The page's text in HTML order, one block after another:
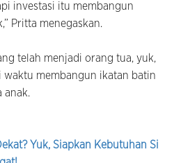
investasi itu membangun
Pritta menegaskan.
telah menjadi orang tua, yuk,
waktu membangun ikatan batin
anak.
Yuk, Siapkan Kebutuhan Si